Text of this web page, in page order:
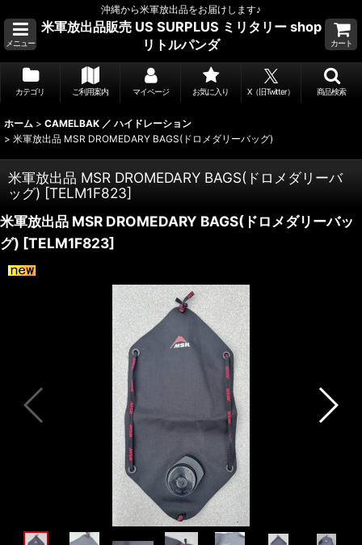
沖縄から米軍放出品をお届けします♪
メニュー
米軍放出品販売 US SURPLUS ミリタリー shop
リトルパンダ
カート
カテゴリ ご利用案内 マイページ お気に入り X（旧Twitter） 商品検索
ホーム > CAMELBAK ／ ハイドレーション
> 米軍放出品 MSR DROMEDARY BAGS(ドロメダリーバッグ)
米軍放出品 MSR DROMEDARY BAGS(ドロメダリーバ
ッグ) [TELM1F823]
米軍放出品 MSR DROMEDARY BAGS(ドロメダリーバッ
グ) [TELM1F823]